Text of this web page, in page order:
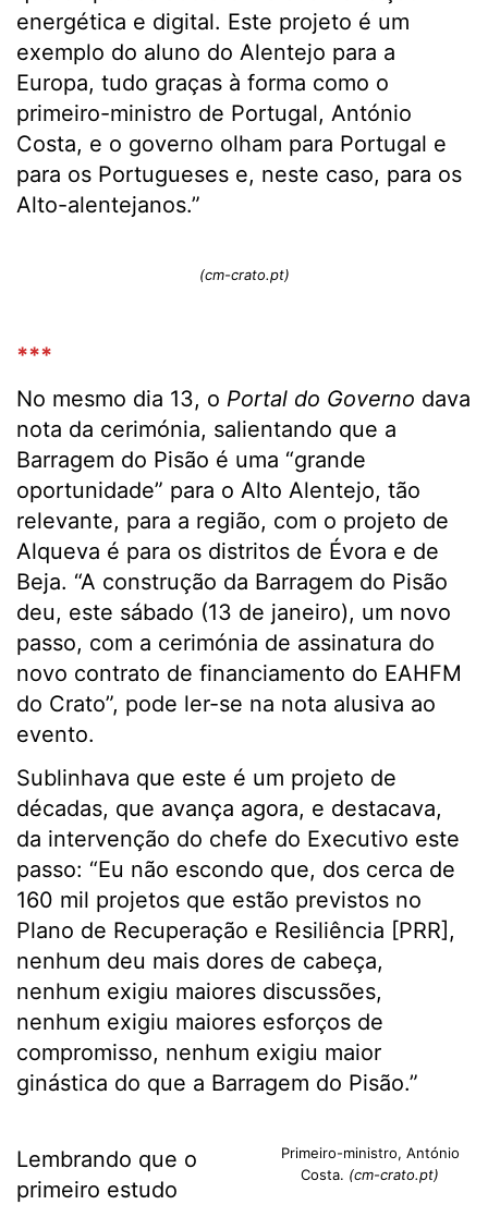
energética e digital. Este projeto é um
exemplo do aluno do Alentejo para a
Europa, tudo graças à forma como o
primeiro-ministro de Portugal, António
Costa, e o governo olham para Portugal e
para os Portugueses e, neste caso, para os
Alto-alentejanos.”
(cm-crato.pt)
***
No mesmo dia 13, o Portal do Governo dava
nota da cerimónia, salientando que a
Barragem do Pisão é uma “grande
oportunidade” para o Alto Alentejo, tão
relevante, para a região, com o projeto de
Alqueva é para os distritos de Évora e de
Beja. “A construção da Barragem do Pisão
deu, este sábado (13 de janeiro), um novo
passo, com a cerimónia de assinatura do
novo contrato de financiamento do EAHFM
do Crato”, pode ler-se na nota alusiva ao
evento.
Sublinhava que este é um projeto de
décadas, que avança agora, e destacava,
da intervenção do chefe do Executivo este
passo: “Eu não escondo que, dos cerca de
160 mil projetos que estão previstos no
Plano de Recuperação e Resiliência [PRR],
nenhum deu mais dores de cabeça,
nenhum exigiu maiores discussões,
nenhum exigiu maiores esforços de
compromisso, nenhum exigiu maior
ginástica do que a Barragem do Pisão.”
Primeiro-ministro, António
Costa. (cm-crato.pt)
Lembrando que o
primeiro estudo